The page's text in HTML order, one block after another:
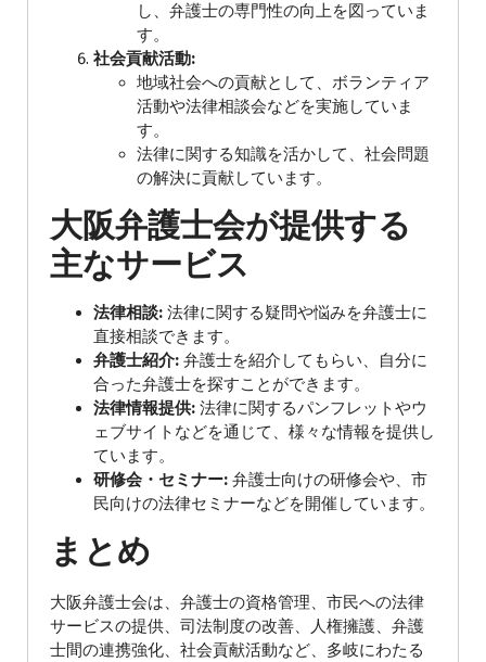
し、弁護士の専門性の向上を図っていま
す。
社会貢献活動:
地域社会への貢献として、ボランティア
活動や法律相談会などを実施していま
す。
法律に関する知識を活かして、社会問題
の解決に貢献しています。
大阪弁護士会が提供する
主なサービス
法律相談: 法律に関する疑問や悩みを弁護士に
直接相談できます。
弁護士紹介: 弁護士を紹介してもらい、自分に
合った弁護士を探すことができます。
法律情報提供: 法律に関するパンフレットやウ
ェブサイトなどを通じて、様々な情報を提供し
ています。
研修会・セミナー: 弁護士向けの研修会や、市
民向けの法律セミナーなどを開催しています。
まとめ
大阪弁護士会は、弁護士の資格管理、市民への法律
サービスの提供、司法制度の改善、人権擁護、弁護
士間の連携強化、社会貢献活動など、多岐にわたる